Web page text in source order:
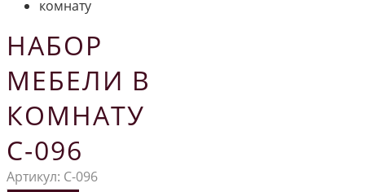
НАБОР
МЕБЕЛИ В
КОМНАТУ
С-096
Артикул: С-096